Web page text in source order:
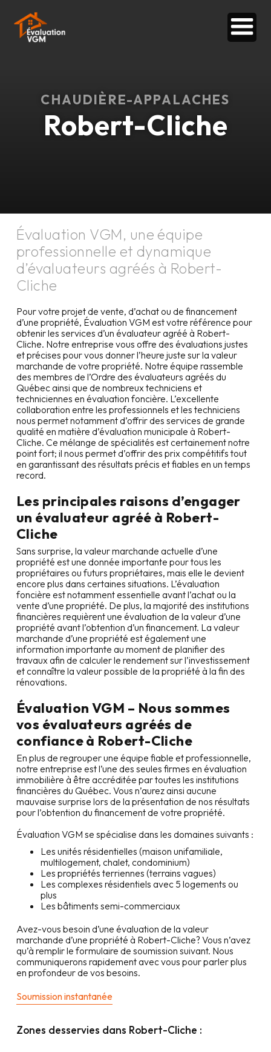
CHAUDIÈRE-APPALACHES
Robert-Cliche
Évaluation VGM, une équipe
professionnelle et dynamique
d’évaluateurs agréés à Robert-
Cliche
Pour votre projet de vente, d’achat ou de financement
d’une propriété, Évaluation VGM est votre référence pour
obtenir les services d’un évaluateur agréé à Robert-
Cliche. Notre entreprise vous offre des évaluations justes
et précises pour vous donner l’heure juste sur la valeur
marchande de votre propriété. Notre équipe rassemble
des membres de l’Ordre des évaluateurs agréés du
Québec ainsi que de nombreux techniciens et
techniciennes en évaluation foncière. L’excellente
collaboration entre les professionnels et les techniciens
nous permet notamment d’offrir des services de grande
qualité en matière d’évaluation municipale à Robert-
Cliche. Ce mélange de spécialités est certainement notre
point fort; il nous permet d’offrir des prix compétitifs tout
en garantissant des résultats précis et fiables en un temps
record.
Les principales raisons d’engager
un évaluateur agréé à Robert-
Cliche
Sans surprise, la valeur marchande actuelle d’une
propriété est une donnée importante pour tous les
propriétaires ou futurs propriétaires, mais elle le devient
encore plus dans certaines situations. L’évaluation
foncière est notamment essentielle avant l’achat ou la
vente d’une propriété. De plus, la majorité des institutions
financières requièrent une évaluation de la valeur d’une
propriété avant l’obtention d’un financement. La valeur
marchande d’une propriété est également une
information importante au moment de planifier des
travaux afin de calculer le rendement sur l’investissement
et connaître la valeur possible de la propriété à la fin des
rénovations.
Évaluation VGM – Nous sommes
vos évaluateurs agréés de
confiance à Robert-Cliche
En plus de regrouper une équipe fiable et professionnelle,
notre entreprise est l’une des seules firmes en évaluation
immobilière à être accréditée par toutes les institutions
financières du Québec. Vous n’aurez ainsi aucune
mauvaise surprise lors de la présentation de nos résultats
pour l’obtention du financement de votre propriété.
Évaluation VGM se spécialise dans les domaines suivants :
Les unités résidentielles (maison unifamiliale,
multilogement, chalet, condominium)
Les propriétés terriennes (terrains vagues)
Les complexes résidentiels avec 5 logements ou
plus
Les bâtiments semi-commerciaux
Avez-vous besoin d’une évaluation de la valeur
marchande d’une propriété à Robert-Cliche? Vous n’avez
qu’à remplir le formulaire de soumission suivant. Nous
communiquerons rapidement avec vous pour parler plus
en profondeur de vos besoins.
Soumission instantanée
Zones desservies dans Robert-Cliche :